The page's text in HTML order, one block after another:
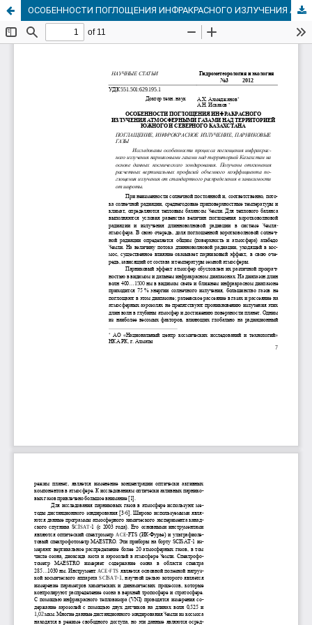
ОСОБЕННОСТИ ПОГЛОЩЕНИЯ ИНФРАКРАСНОГО ИЗЛУЧЕНИЯ АТМОСФЕРНЫМИ ГАЗАМИ НАД ТЕРРИТОРИЕЙ ЮЖНОГО И СЕВЕРНОГО КАЗАХСТАНА